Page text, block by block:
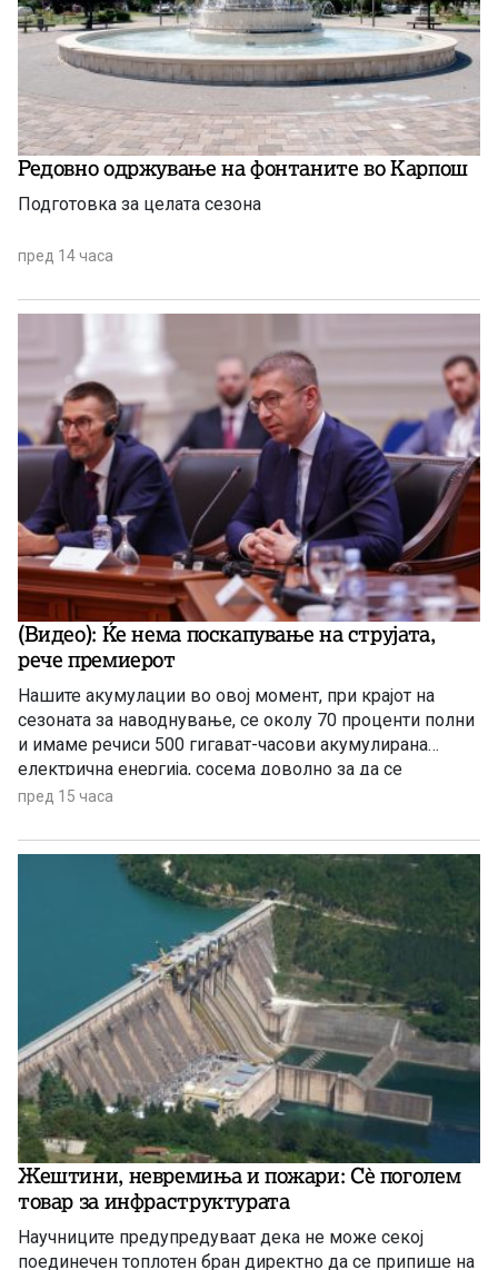
Редовно одржување на фонтаните во Карпош
Подготовка за целата сезона
пред 14 часа
(Видео): Ќе нема поскапување на струјата,
рече премиерот
Нашите акумулации во овој момент, при крајот на
сезоната за наводнување, се околу 70 проценти полни
и имаме речиси 500 гигават-часови акумулирана
електрична енергија, сосема доволно за да се
чувствуваме безбедни, комотни и да немаме
индустријата. И нема да правиме панични прес-
конференции, вели премиерот Христијан Мицкоски.
пред 15 часа
Жештини, невремиња и пожари: Сè поголем
товар за инфраструктурата
Научниците предупредуваат дека не може секој
поединечен топлотен бран директно да се припише на